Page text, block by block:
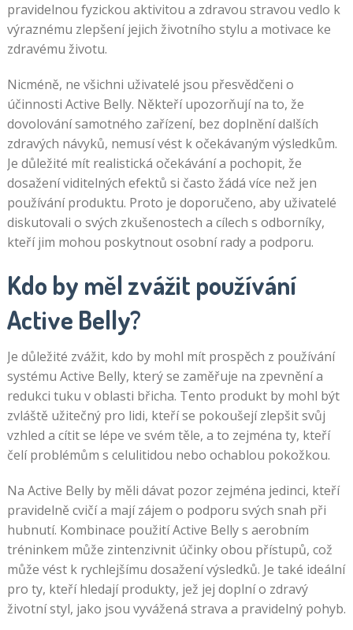
pravidelnou fyzickou aktivitou a zdravou stravou vedlo k
výraznému zlepšení jejich životního stylu a motivace ke
zdravému životu.
Nicméně, ne všichni uživatelé jsou přesvědčeni o
účinnosti Active Belly. Někteří upozorňují na to, že
dovolování samotného zařízení, bez doplnění dalších
zdravých návyků, nemusí vést k očekávaným výsledkům.
Je důležité mít realistická očekávání a pochopit, že
dosažení viditelných efektů si často žádá více než jen
používání produktu. Proto je doporučeno, aby uživatelé
diskutovali o svých zkušenostech a cílech s odborníky,
kteří jim mohou poskytnout osobní rady a podporu.
Kdo by měl zvážit používání
Active Belly?
Je důležité zvážit, kdo by mohl mít prospěch z používání
systému Active Belly, který se zaměřuje na zpevnění a
redukci tuku v oblasti břicha. Tento produkt by mohl být
zvláště užitečný pro lidi, kteří se pokoušejí zlepšit svůj
vzhled a cítit se lépe ve svém těle, a to zejména ty, kteří
čelí problémům s celulitidou nebo ochablou pokožkou.
Na Active Belly by měli dávat pozor zejména jedinci, kteří
pravidelně cvičí a mají zájem o podporu svých snah při
hubnutí. Kombinace použití Active Belly s aerobním
tréninkem může zintenzivnit účinky obou přístupů, což
může vést k rychlejšímu dosažení výsledků. Je také ideální
pro ty, kteří hledají produkty, jež jej doplní o zdravý
životní styl, jako jsou vyvážená strava a pravidelný pohyb.